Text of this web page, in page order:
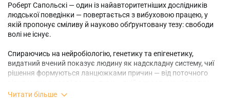
Роберт Сапольскі — один із найавторитетніших дослідників
людської поведінки — повертається з вибуховою працею, у
якій пропонує сміливу й науково обґрунтовану тезу: свободи
волі не існує.
Спираючись на нейробіологію, генетику та епігенетику,
видатний вчений показує людину як надскладну систему, чиї
рішення формуються ланцюжками причин — від поточного
Намір і вибір не підвладні нашому «я», а обумовлені
Читати більше